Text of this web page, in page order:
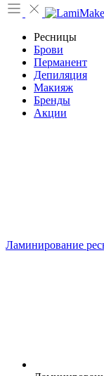
Ресницы
Брови
Перманент
Депиляция
Макияж
Бренды
Акции
Ламинирование